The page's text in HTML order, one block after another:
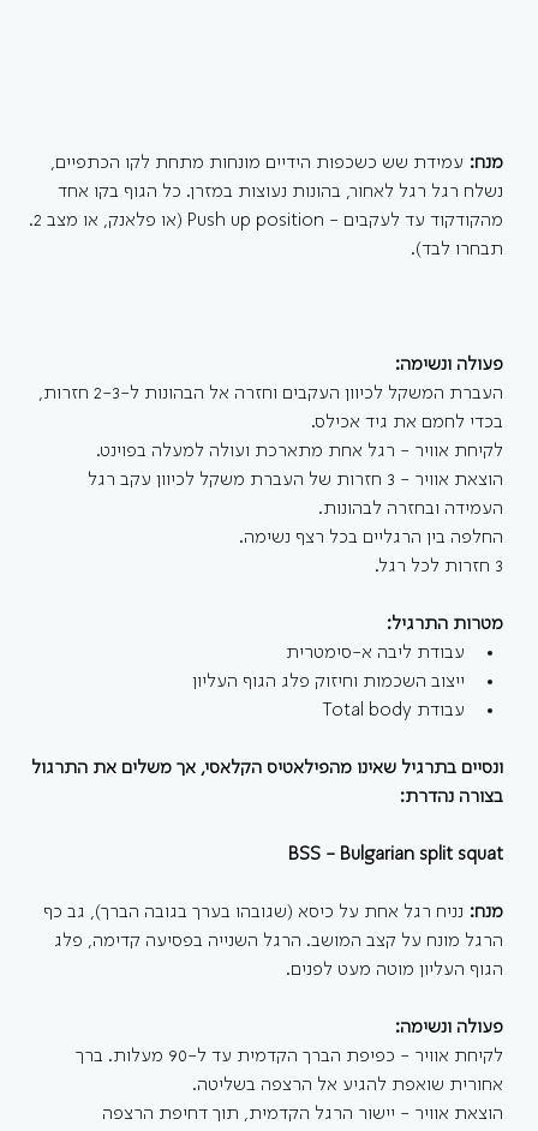
מנח: עמידת שש כשכפות הידיים מונחות מתחת לקו הכתפיים,
נשלח רגל רגל לאחור, בהונות נעוצות במזרן. כל הגוף בקו אחד
מהקודקוד עד לעקבים - Push up position (או פלאנק, או מצב 2.
תבחרו לבד).
פעולה ונשימה:
העברת המשקל לכיוון העקבים וחזרה אל הבהונות ל-2-3 חזרות,
בכדי לחמם את גיד אכילס.
לקיחת אוויר - רגל אחת מתארכת ועולה למעלה בפוינט.
הוצאת אוויר - 3 חזרות של העברת משקל לכיוון עקב רגל
העמידה ובחזרה לבהונות.
החלפה בין הרגליים בכל רצף נשימה.
3 חזרות לכל רגל.
מטרות התרגיל:
עבודת ליבה א-סימטרית
ייצוב השכמות וחיזוק פלג הגוף העליון
עבודת Total body
ונסיים בתרגיל שאינו מהפילאטיס הקלאסי, אך משלים את התרגול
בצורה נהדרת:
BSS - Bulgarian split squat
מנח: נניח רגל אחת על כיסא (שגובהו בערך בגובה הברך), גב כף
הרגל מונח על קצב המושב. הרגל השנייה בפסיעה קדימה, פלג
הגוף העליון מוטה מעט לפנים.
פעולה ונשימה:
לקיחת אוויר - כפיפת הברך הקדמית עד ל-90 מעלות. ברך
אחורית שואפת להגיע אל הרצפה בשליטה.
הוצאת אוויר - יישור הרגל הקדמית, תוך דחיפת הרצפה